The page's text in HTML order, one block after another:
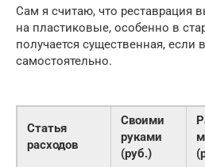
Сам я считаю, что реставрация
на пластиковые, особенно в
получается существенная, если
самостоятельно.
Статья
расходов
Своими
руками
(руб.)